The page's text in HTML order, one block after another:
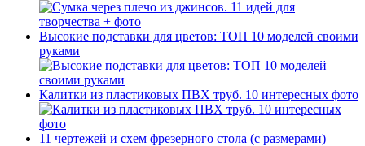
Высокие подставки для цветов: ТОП 10 моделей своими
руками
Калитки из пластиковых ПВХ труб. 10 интересных фото
11 чертежей и схем фрезерного стола (с размерами)